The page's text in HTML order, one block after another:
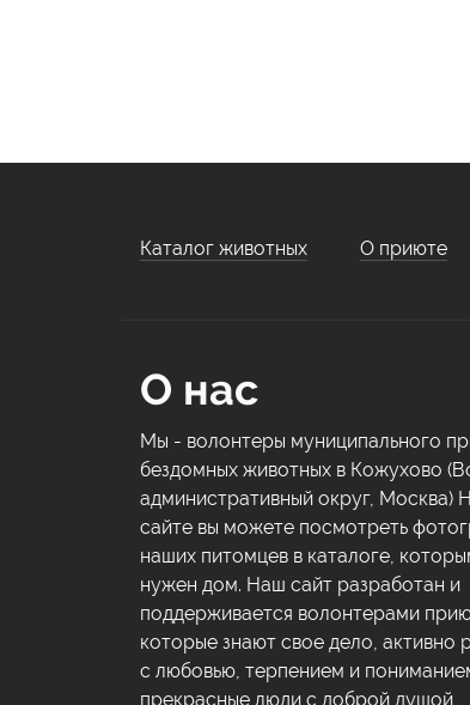
Каталог животных О приюте
О нас
Мы - волонтеры муниципального
бездомных животных в Кожухово
административный округ, Москва)
сайте вы можете посмотреть
наших питомцев в каталоге,
нужен дом. Наш сайт разработан и
поддерживается волонтерами
которые знают свое дело, активно
с любовью, терпением и
прекрасные люди с доброй душой,